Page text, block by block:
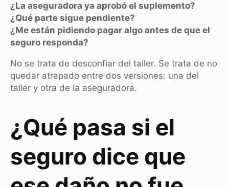
¿La aseguradora ya aprobó el suplemento?
¿Qué parte sigue pendiente?
¿Me están pidiendo pagar algo antes de que el
seguro responda?
No se trata de desconfiar del taller. Se trata de no
quedar atrapado entre dos versiones: una del
taller y otra de la aseguradora.
¿Qué pasa si el
seguro dice que